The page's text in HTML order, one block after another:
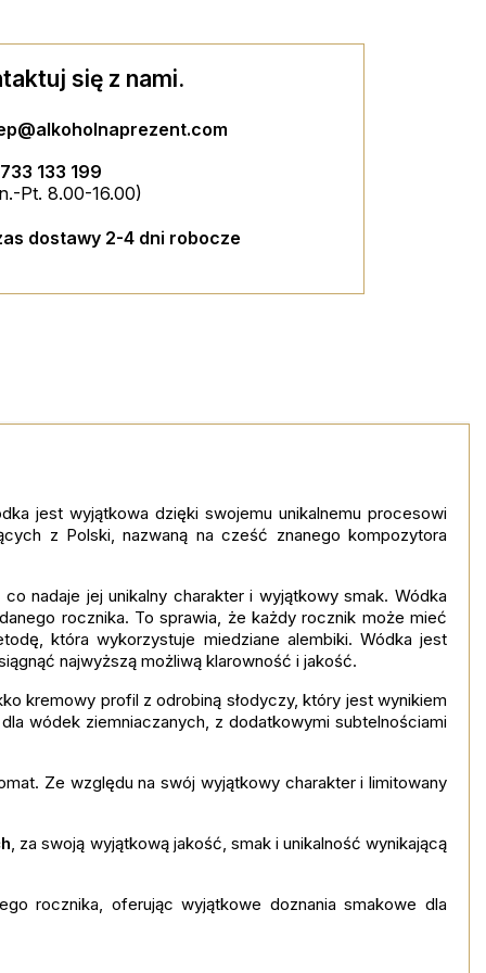
MINI ZE... ZESTAW 2 SZKLANEK ZE ZŁOTYM...
się z nami.
733 133 199
Pt. 8.00-16.00)
dostawy 2-4 dni robocze
jest wyjątkowa dzięki swojemu unikalnemu procesowi
z Polski, nazwaną na cześć znanego kompozytora
nadaje jej unikalny charakter i wyjątkowy smak. Wódka
rocznika. To sprawia, że każdy rocznik może mieć
która wykorzystuje miedziane alembiki. Wódka jest
najwyższą możliwą klarowność i jakość.
kremowy profil z odrobiną słodyczy, który jest wynikiem
wódek ziemniaczanych, z dodatkowymi subtelnościami
Ze względu na swój wyjątkowy charakter i limitowany
, za swoją wyjątkową jakość, smak i unikalność wynikającą
rocznika, oferując wyjątkowe doznania smakowe dla